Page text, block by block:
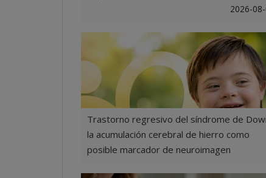
2026-
Trastorno regresivo del síndrome de
la acumulación cerebral de hierro como
posible marcador de neuroimagen